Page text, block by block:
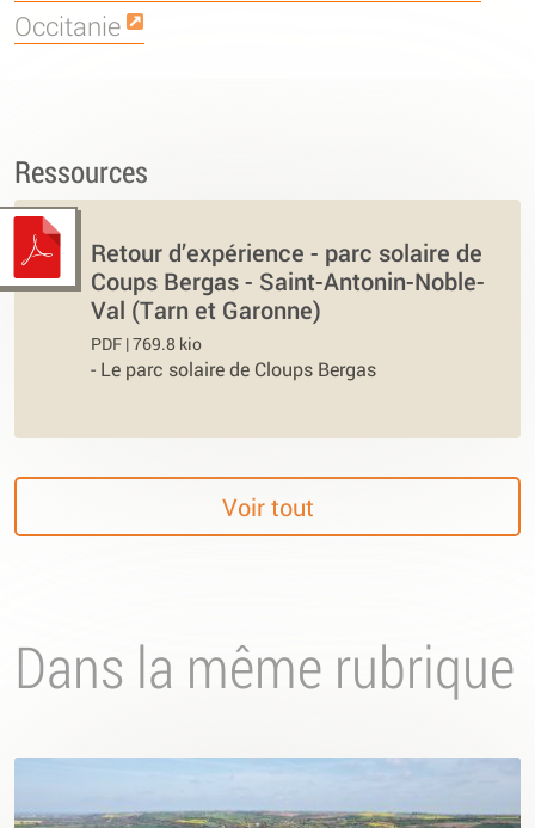
Occitanie
Ressources
Retour d’expérience - parc solaire de
Coups Bergas - Saint-Antonin-Noble-
Val (Tarn et Garonne)
PDF | 769.8 kio
- Le parc solaire de Cloups Bergas
Voir tout
Dans la même rubrique